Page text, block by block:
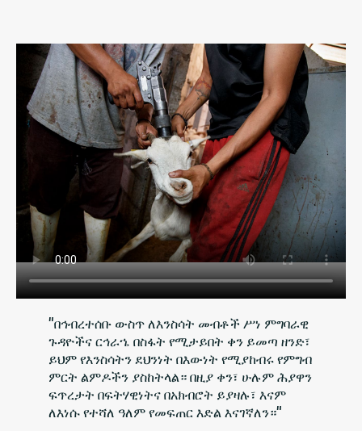
"በኅብረተሰቡ ውስጥ ለእንስሳት መብቶች ሥነ ምግባራዊ
ጉዳዮችና ርኅራኄ በስፋት የሚታይበት ቀን ይመጣ ዘንድ፣
ይህም የእንስሳትን ደህንነት በእውነት የሚያከብሩ የምግብ
ምርት ልምዶችን ያስከትላል። በዚያ ቀን፣ ሁሉም ሕያዋን
ፍጥረታት በፍትሃዊነትና በአክብሮት ይያዛሉ፣ እናም
ለእነሱ የተሻለ ዓለም የመፍጠር እድል እናገኛለን።"